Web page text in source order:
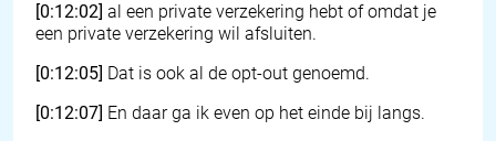
[0:12:02] al een private verzekering hebt of omdat je
een private verzekering wil afsluiten.
[0:12:05] Dat is ook al de opt-out genoemd.
[0:12:07] En daar ga ik even op het einde bij langs.